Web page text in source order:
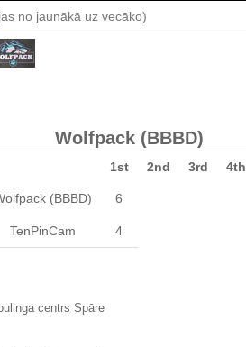
Wolfpack (BBBD)
1st 2nd 3rd 4th
(BBBD) 6
TenPinCam 4
centrs Spāre